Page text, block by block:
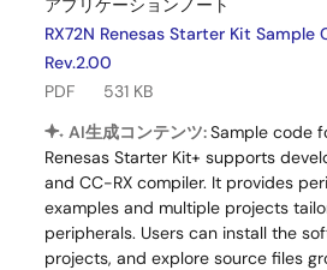
アプリケーションノート
RX72N Renesas Starter Kit Sample
Rev.2.00
PDF
531 KB
AI生成コンテンツ:Sample code
Renesas Starter Kit+ supports
and CC-RX compiler. It provides
examples and multiple projects
peripherals. Users can install the
projects, and explore source files